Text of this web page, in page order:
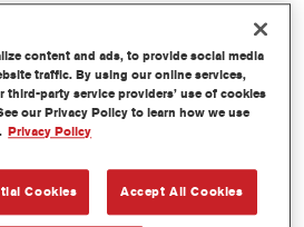
concentrado de base disolvente
de acabado y bases bicapa
base disolvente, único por su
de uso.
mezcla proporciona todas las
medios y altos sólidos,
content and ads, to provide social media
traffic. By using our online services,
third-party service providers’ use of cookies
our Privacy Policy to learn how we use
Privacy Policy
Cookies Accept All Cookies